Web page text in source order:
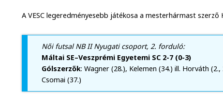
A VESC legeredményesebb játékosa a mesterhármast
Női futsal NB II Nyugati csoport, 2. forduló:
Máltai SE–Veszprémi Egyetemi SC 2-7 (0-3)
Gólszerzők: Wagner (28.), Kelemen (34.) ill. Horváth (2.,
Csomai (37.)